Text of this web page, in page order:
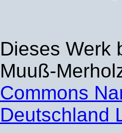
Dieses Werk
Muuß-
Commons
Deutschland